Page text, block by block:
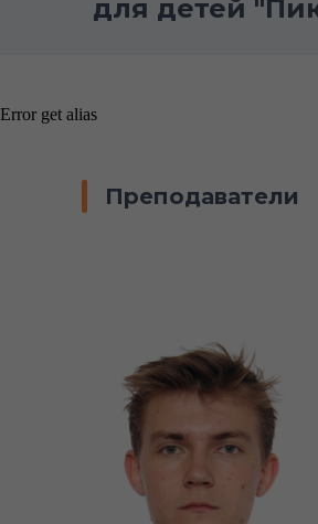
для детей
Error get alias
Преподаватели